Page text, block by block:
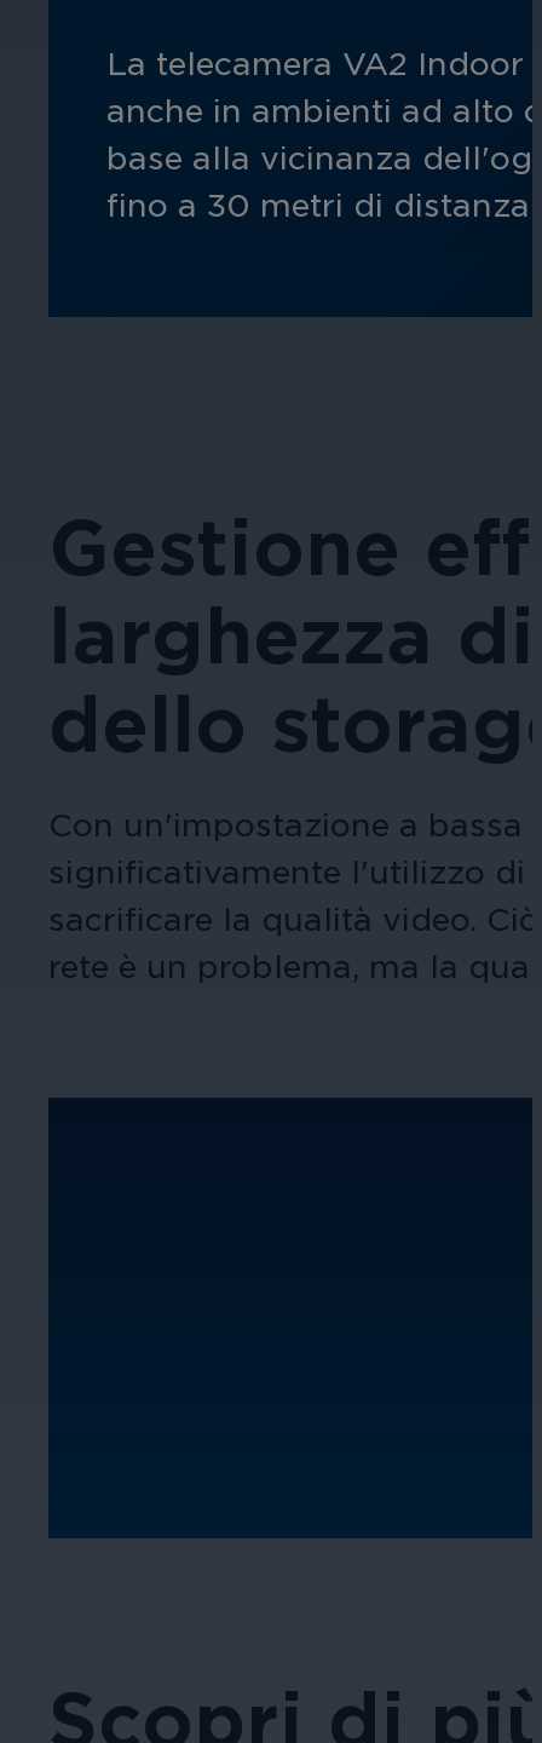
La telecamera VA2
anche in ambienti ad alto
base alla vicinanza
fino a 30 metri di distanza.
Gestione
larghezza
dello
Con un'impostazione a bassa
significativamente l'utilizzo di
sacrificare la qualità video.
rete è un problema, ma la
Scopri di